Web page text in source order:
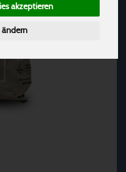
akzeptieren
ändern